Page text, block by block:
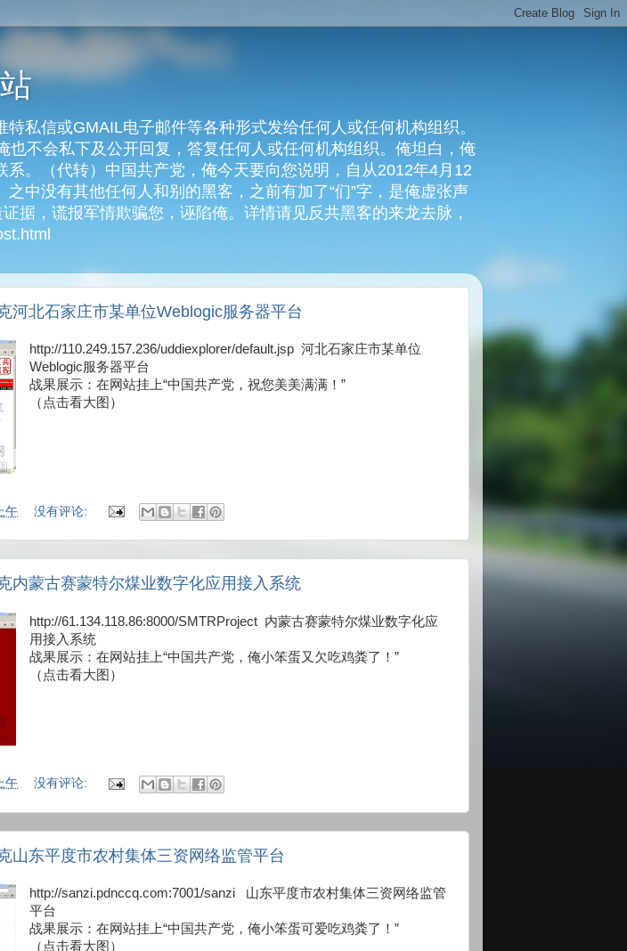
私信或GMAIL电子邮件等各种形式发给任何人或任何机构组织。
不会私下及公开回复，答复任何人或任何机构组织。俺坦白，俺
。（代转）中国共产党，俺今天要向您说明，自从2012年4月12
中没有其他任何人和别的黑客，之前有加了“们”字，是俺虚张声
据，谎报军情欺骗您，诬陷俺。详情请见反共黑客的来龙去脉，
河北石家庄市某单位Weblogic服务器平台
http://110.249.157.236/uddiexplorer/default.jsp 河北石家庄市某单位
Weblogic服务器平台
战果展示：在网站挂上“中国共产党，祝您美美满满！”
（点击看大图）
午 没有评论:
内蒙古赛蒙特尔煤业数字化应用接入系统
http://61.134.118.86:8000/SMTRProject 内蒙古赛蒙特尔煤业数字化应
用接入系统
战果展示：在网站挂上“中国共产党，俺小笨蛋又欠吃鸡粪了！”
（点击看大图）
午 没有评论:
山东平度市农村集体三资网络监管平台
http://sanzi.pdnccq.com:7001/sanzi 山东平度市农村集体三资网络监管
平台
战果展示：在网站挂上“中国共产党，俺小笨蛋可爱吃鸡粪了！”
（点击看大图）